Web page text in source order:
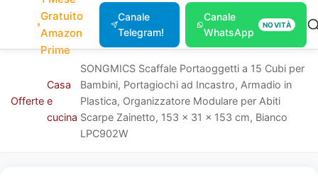
Gratuito
Amazon
Prime
Canale
Telegram!
Canale
WhatsApp
NOVITÀ
Offerte
Casa
e
cucina
SONGMICS Scaffale Portaoggetti a 15 Cubi per
Bambini, Portagiochi ad Incastro, Armadio in
Plastica, Organizzatore Modulare per Abiti
Scarpe Zainetto, 153 x 31 x 153 cm, Bianco
LPC902W